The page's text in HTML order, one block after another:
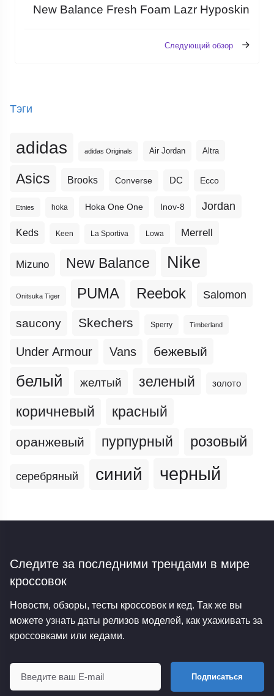
New Balance Fresh Foam Lazr Hyposkin
Следующий обзор
Тэги
adidas adidas Originals Air Jordan Altra
Asics Brooks Converse DC Ecco
Etnies hoka Hoka One One Inov-8 Jordan
Keds Keen La Sportiva Lowa Merrell
Mizuno New Balance Nike
Onitsuka Tiger PUMA Reebok Salomon
saucony Skechers Sperry Timberland
Under Armour Vans бежевый
белый желтый зеленый золото
коричневый красный
оранжевый пурпурный розовый
серебряный синий черный
Следите за последними трендами в мире
кроссовок
Новости, обзоры, тесты кроссовок и кед. Так же вы
можете узнать даты релизов моделей, как ухаживать за
кроссовками или кедами.
Подписаться